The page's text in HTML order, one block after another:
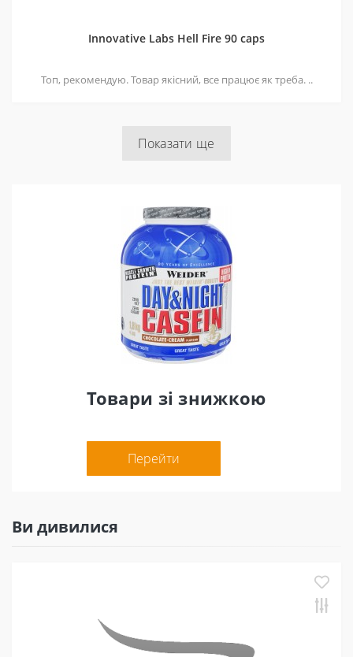
Innovative Labs Hell Fire 90 caps
Топ, рекомендую. Товар якісний, все працює як треба. ..
Показати ще
Товари зі знижкою
Перейти
Ви дивилися